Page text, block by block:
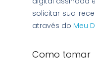
solicitar sua
através do Meu
Como tomar